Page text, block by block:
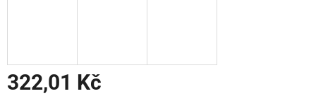
322,01 Kč